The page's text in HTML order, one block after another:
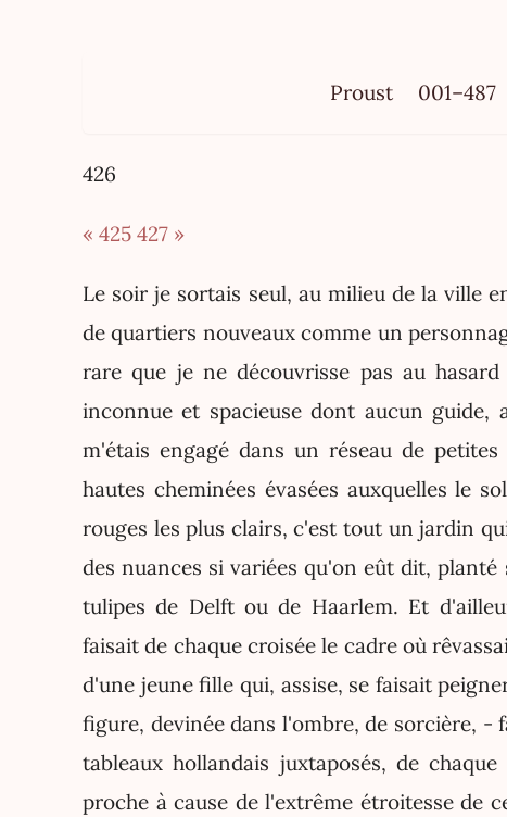
Proust 001–487
426
« 425 427 »
Le soir je sortais seul, au milieu de la ville
de quartiers nouveaux comme un
rare que je ne découvrisse pas au
inconnue et spacieuse dont aucun guide,
m'étais engagé dans un réseau de petites
hautes cheminées évasées auxquelles le
rouges les plus clairs, c'est tout un jardin
des nuances si variées qu'on eût dit,
tulipes de Delft ou de Haarlem. Et
faisait de chaque croisée le cadre où
d'une jeune fille qui, assise, se faisait
figure, devinée dans l'ombre, de sorcière, -
tableaux hollandais juxtaposés, de
proche à cause de l'extrême étroitesse de